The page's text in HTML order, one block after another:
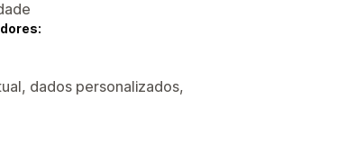
dados personalizados,